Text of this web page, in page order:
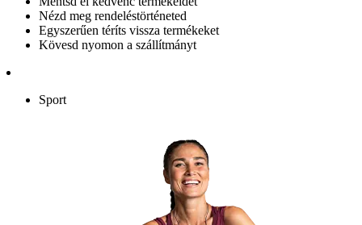
Nézd meg rendeléstörténeted
Egyszerűen téríts vissza termékeket
Kövesd nyomon a szállítmányt
Sport